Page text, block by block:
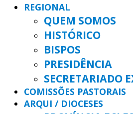
REGIONAL
QUEM SOMOS
HISTÓRICO
BISPOS
PRESIDÊNCIA
SECRETARIADO
COMISSÕES PASTORAIS
ARQUI / DIOCESES